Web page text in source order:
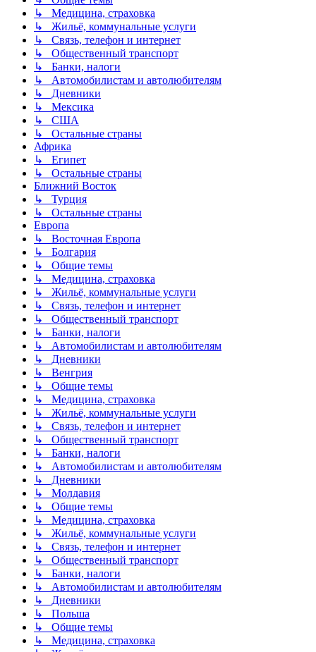
↳ Медицина, страховка
↳ Жильё, коммунальные услуги
↳ Связь, телефон и интернет
↳ Общественный транспорт
↳ Банки, налоги
↳ Автомобилистам и автолюбителям
↳ Дневники
↳ Мексика
↳ США
↳ Остальные страны
Африка
↳ Египет
↳ Остальные страны
Ближний Восток
↳ Турция
↳ Остальные страны
Европа
↳ Восточная Европа
↳ Болгария
↳ Общие темы
↳ Медицина, страховка
↳ Жильё, коммунальные услуги
↳ Связь, телефон и интернет
↳ Общественный транспорт
↳ Банки, налоги
↳ Автомобилистам и автолюбителям
↳ Дневники
↳ Венгрия
↳ Общие темы
↳ Медицина, страховка
↳ Жильё, коммунальные услуги
↳ Связь, телефон и интернет
↳ Общественный транспорт
↳ Банки, налоги
↳ Автомобилистам и автолюбителям
↳ Дневники
↳ Молдавия
↳ Общие темы
↳ Медицина, страховка
↳ Жильё, коммунальные услуги
↳ Связь, телефон и интернет
↳ Общественный транспорт
↳ Банки, налоги
↳ Автомобилистам и автолюбителям
↳ Дневники
↳ Польша
↳ Общие темы
↳ Медицина, страховка